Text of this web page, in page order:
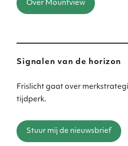
Over Mountview
Signalen van de horizon
Frislicht gaat over
tijdperk.
Stuur mij de nieuwsbrief